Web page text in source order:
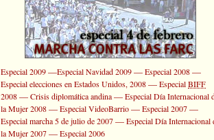
Especial 2009—Especial Navidad 2009—Especial 2008—
Especial elecciones en Estados Unidos, 2008—EspecialBIFF
2008—Crisis diplomática andina—Especial Día Internacional
la Mujer 2008—Especial VideoBarrio—Especial 2007—
Especial marcha 5 de julio de 2007—Especial Día Internacional
la Mujer 2007—Especial 2006